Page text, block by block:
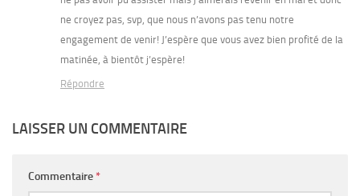
ne croyez pas, svp, que nous n’avons pas tenu notre
engagement de venir! J’espère que vous avez bien profité de la
matinée, à bientôt j’espère!
Répondre
LAISSER UN COMMENTAIRE
Commentaire *